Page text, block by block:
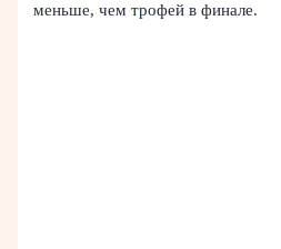
меньше, чем трофей в финале.